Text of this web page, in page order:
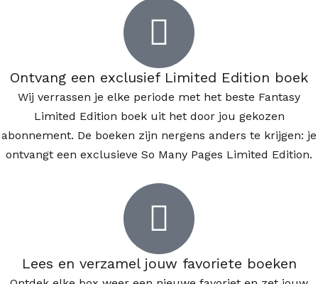
Ontvang een exclusief Limited Edition boek
Wij verrassen je elke periode met het beste Fantasy
Limited Edition boek uit het door jou gekozen
abonnement. De boeken zijn nergens anders te krijgen: je
ontvangt een exclusieve So Many Pages Limited Edition.
Lees en verzamel jouw favoriete boeken